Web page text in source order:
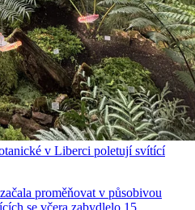
v Liberci poletují svítící
proměňovat v působivou
se včera zabydlelo 15